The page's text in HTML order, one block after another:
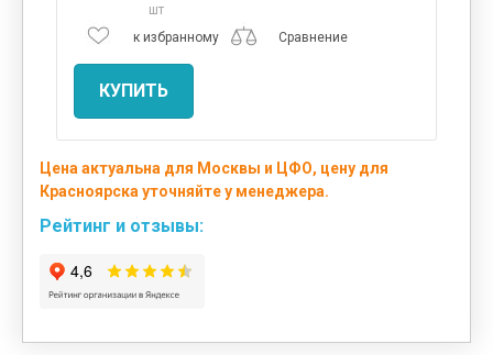
шт
к избранному
Сравнение
КУПИТЬ
Цена актуальна для Москвы и ЦФО, цену для
Красноярска уточняйте у менеджера.
Рейтинг и отзывы: